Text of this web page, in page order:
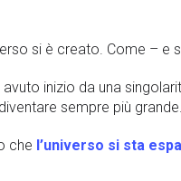
si è creato. Come – e
inizio da una
sempre più
che l’universo si sta